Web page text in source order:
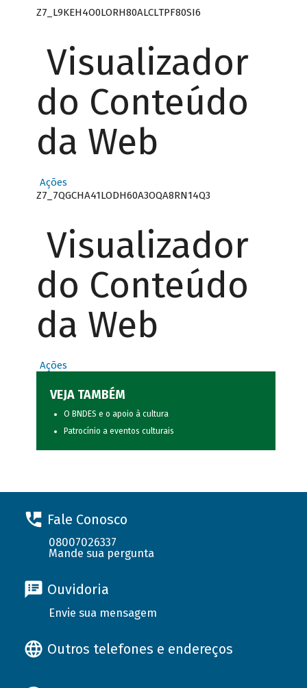
Z7_L9KEH4O0LORH80ALCLTPF80SI6
Visualizador
do Conteúdo
da Web
Ações
Z7_7QGCHA41LODH60A3OQA8RN14Q3
Visualizador
do Conteúdo
da Web
Ações
VEJA TAMBÉM
O BNDES e o apoio à cultura
Patrocínio a eventos culturais
Fale Conosco
08007026337
Mande sua pergunta
Ouvidoria
Envie sua mensagem
Outros telefones e endereços